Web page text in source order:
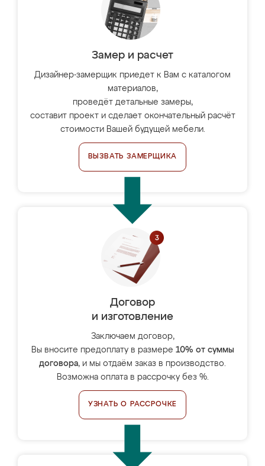
Замер и расчет
Дизайнер-замерщик приедет к Вам с каталогом
материалов,
проведёт детальные замеры,
составит проект и сделает окончательный расчёт
стоимости Вашей будущей мебели.
ВЫЗВАТЬ ЗАМЕРЩИКА
Договор
и изготовление
Заключаем договор,
Вы вносите предоплату в размере 10% от суммы
договора, и мы отдаём заказ в производство.
Возможна оплата в рассрочку без %.
УЗНАТЬ О РАССРОЧКЕ